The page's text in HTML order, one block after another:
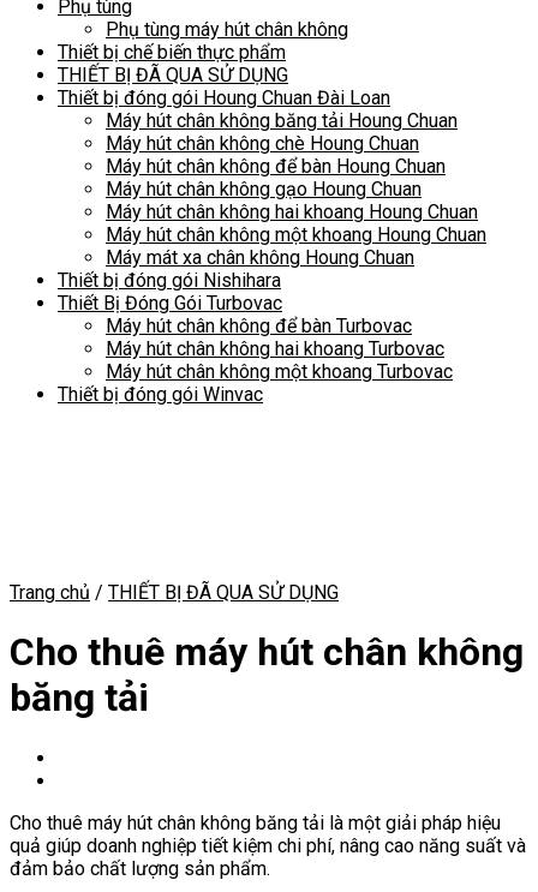
Phụ tùng
Phụ tùng máy hút chân không
Thiết bị chế biến thực phẩm
THIẾT BỊ ĐÃ QUA SỬ DỤNG
Thiết bị đóng gói Houng Chuan Đài Loan
Máy hút chân không băng tải Houng Chuan
Máy hút chân không chè Houng Chuan
Máy hút chân không để bàn Houng Chuan
Máy hút chân không gạo Houng Chuan
Máy hút chân không hai khoang Houng Chuan
Máy hút chân không một khoang Houng Chuan
Máy mát xa chân không Houng Chuan
Thiết bị đóng gói Nishihara
Thiết Bị Đóng Gói Turbovac
Máy hút chân không để bàn Turbovac
Máy hút chân không hai khoang Turbovac
Máy hút chân không một khoang Turbovac
Thiết bị đóng gói Winvac
Trang chủ / THIẾT BỊ ĐÃ QUA SỬ DỤNG
Cho thuê máy hút chân không
băng tải
Cho thuê máy hút chân không băng tải là một giải pháp hiệu
quả giúp doanh nghiệp tiết kiệm chi phí, nâng cao năng suất và
đảm bảo chất lượng sản phẩm.